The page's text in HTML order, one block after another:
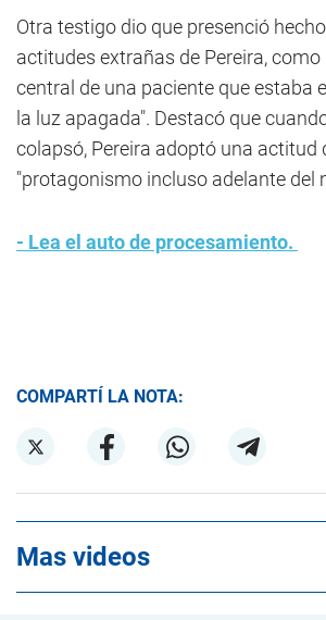
Otra testigo dio que presenció
actitudes extrañas de Pereira,
central de una paciente que estaba
la luz apagada". Destacó que
colapsó, Pereira adoptó una actitud
"protagonismo incluso adelante del
- Lea el auto de procesamiento.
COMPARTÍ LA NOTA:
Mas videos